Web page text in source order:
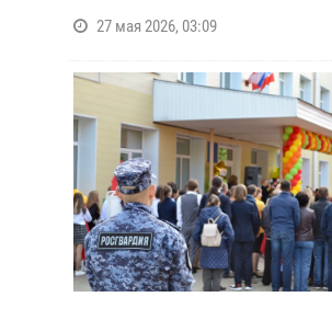
27 мая 2026, 03:09